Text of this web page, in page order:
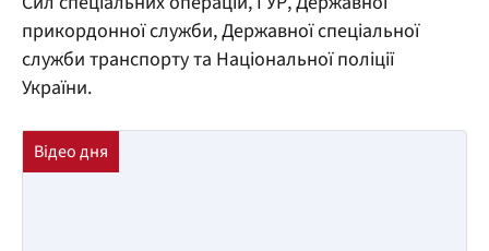
прикордонної служби, Державної спеціальної
служби транспорту та Національної поліції
України.